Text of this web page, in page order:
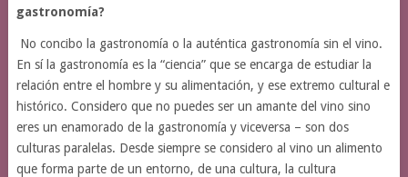
gastronomía?
No concibo la gastronomía o la auténtica gastronomía sin el vino.
En sí la gastronomía es la “ciencia” que se encarga de estudiar la
relación entre el hombre y su alimentación, y ese extremo cultural e
histórico. Considero que no puedes ser un amante del vino sino
eres un enamorado de la gastronomía y viceversa – son dos
culturas paralelas. Desde siempre se considero al vino un alimento
que forma parte de un entorno, de una cultura, la cultura